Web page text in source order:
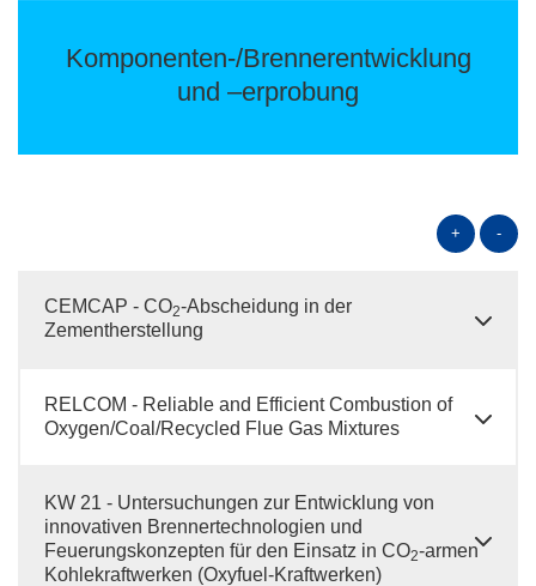
Komponenten-/Brennerentwicklung
und –erprobung
+ -
CEMCAP - CO2-Abscheidung in der
Zementherstellung
RELCOM - Reliable and Efficient Combustion of
Oxygen/Coal/Recycled Flue Gas Mixtures
KW 21 - Untersuchungen zur Entwicklung von
innovativen Brennertechnologien und
Feuerungskonzepten für den Einsatz in CO2-armen
Kohlekraftwerken (Oxyfuel-Kraftwerken)